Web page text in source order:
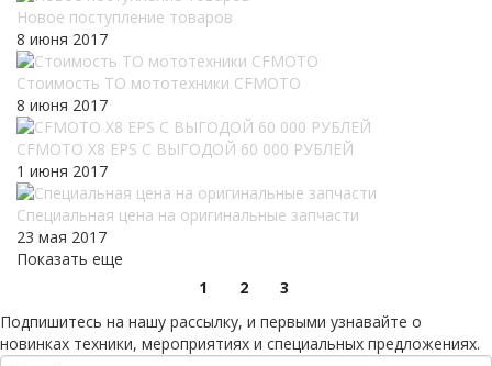
Новое поступление товаров
8 июня 2017
Стоимость ТО мототехники CFMOTO
8 июня 2017
CFMOTO X8 EPS С ВЫГОДОЙ 60 000 РУБЛЕЙ
1 июня 2017
Специальная цена на оригинальные запчасти
23 мая 2017
Показать еще
1
2
3
Подпишитесь на нашу рассылку, и первыми узнавайте о
новинках техники, мероприятиях и специальных предложениях.